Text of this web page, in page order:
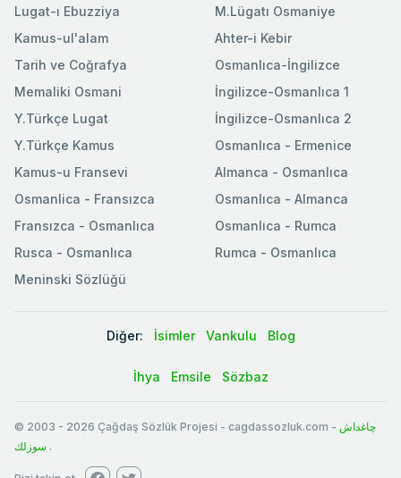
Lugat-ı Ebuzziya
M.Lügatı Osmaniye
Kamus-ul'alam
Tarih ve Coğrafya
Memaliki Osmani
Y.Türkçe Lugat
Y.Türkçe Kamus
Ahter-i Kebir
Osmanlıca-İngilizce
İngilizce-Osmanlıca 1
İngilizce-Osmanlıca 2
Osmanlıca - Ermenice
Kamus-u Fransevi
Osmanlica - Fransızca
Fransızca - Osmanlıca
Rusca - Osmanlıca
Meninski Sözlüğü
Almanca - Osmanlıca
Osmanlıca - Almanca
Osmanlıca - Rumca
Rumca - Osmanlıca
Diğer: İsimler Vankulu Blog
İhya Emsile Sözbaz
© 2003 - 2026 Çağdaş Sözlük Projesi - cagdassozluk.com - چاغداش
سوزلك .